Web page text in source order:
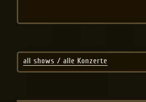
all shows / alle Konzerte